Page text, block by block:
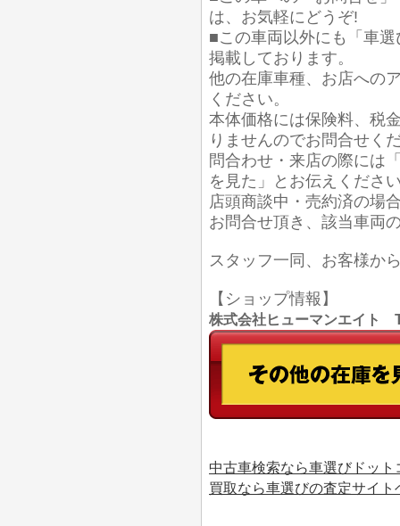
は、お気軽にどうぞ!
■この車両以外にも「車
掲載しております。
他の在庫車種、お店への
ください。
本体価格には保険料、税
りませんのでお問合せく
問合わせ・来店の際には
を見た」とお伝えくださ
店頭商談中・売約済の場
お問合せ頂き、該当車両
スタッフ一同、お客様か
【ショップ情報】
株式会社ヒューマンエイト
中古車検索なら車選びドット
買取なら車選びの査定サイト